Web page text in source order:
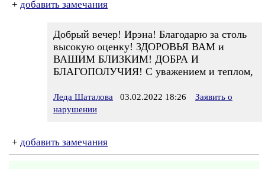
+ добавить замечания
Добрый вечер! Ирэна! Благодарю за столь
высокую оценку! ЗДОРОВЬЯ ВАМ и
ВАШИМ БЛИЗКИМ! ДОБРА И
БЛАГОПОЛУЧИЯ! С уважением и теплом,
Леда Шаталова 03.02.2022 18:26
Заявить о
нарушении
+ добавить замечания